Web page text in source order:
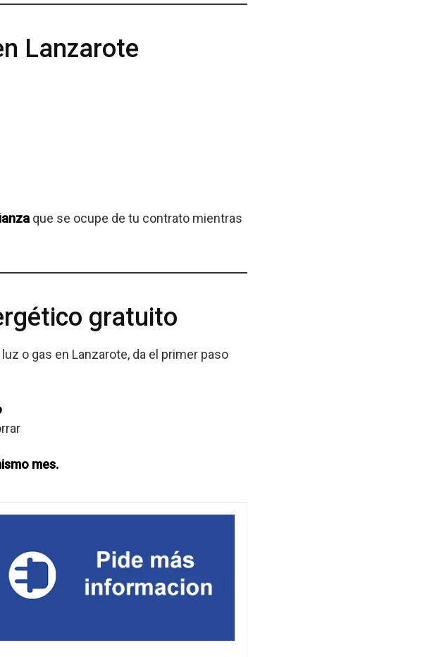
Lanzarote
que se ocupe de tu contrato mientras
gratuito
o gas en Lanzarote, da el primer paso
mes.